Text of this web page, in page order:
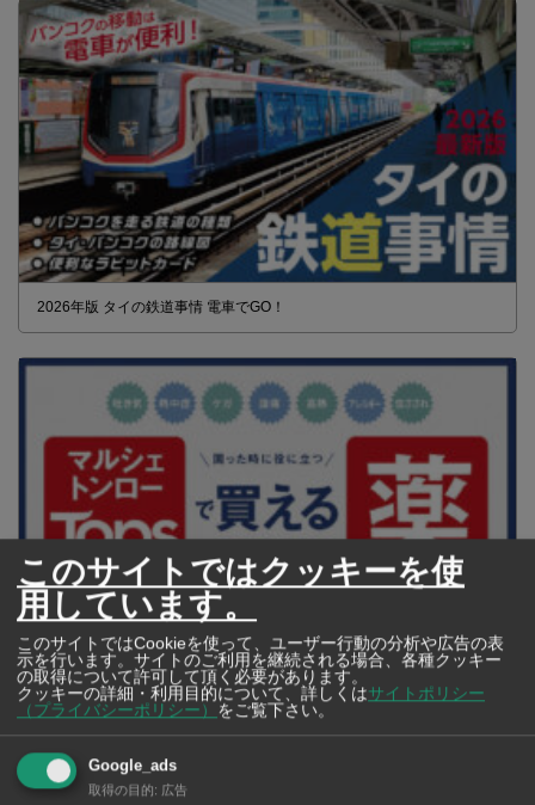
2026年版 タイの鉄道事情 電車でGO！
【タイ・バンコク】 マルシェトンロー内の「TOPS」で買える薬
2026年版
このサイトではクッキーを使
用しています。
このサイトではCookieを使って、ユーザー行動の分析や広告の表
示を行います。サイトのご利用を継続される場合、各種クッキー
の取得について許可して頂く必要があります。
クッキーの詳細・利用目的について、詳しくはサイトポリシー
（プライバシーポリシー）
をご覧下さい。
Google_ads
取得の目的: 広告